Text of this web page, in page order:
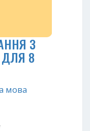
З
ДЛЯ 8
мова